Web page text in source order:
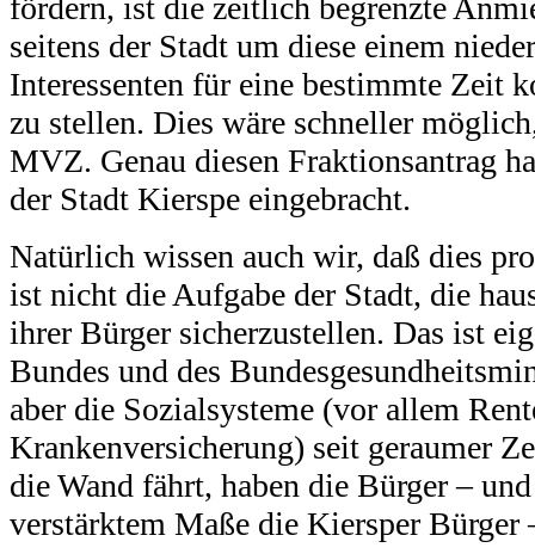
fördern, ist die zeitlich begrenzte
seitens der Stadt um diese einem
Interessenten für eine bestimmte Zeit
zu stellen. Dies wäre schneller
MVZ. Genau diesen Fraktionsantrag
der Stadt Kierspe eingebracht.
Natürlich wissen auch wir, daß dies
ist nicht die Aufgabe der Stadt, die
ihrer Bürger sicherzustellen. Das ist
Bundes und des
aber die Sozialsysteme (vor allem
Krankenversicherung) seit geraumer
die Wand fährt, haben die Bürger –
verstärktem Maße die Kiersper Bürger